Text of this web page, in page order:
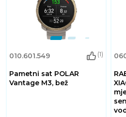
010.601.549 (1)
Pametni sat POLAR
Vantage M3, bež